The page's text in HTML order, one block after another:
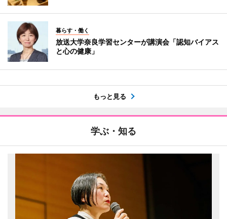
暮らす・働く
放送大学奈良学習センターが講演会「認知バイアス
と心の健康」
もっと見る
学ぶ・知る